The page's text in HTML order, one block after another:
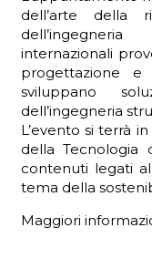
dell’arte della
internazionali
progettazione e
sviluppano
dell’ingegneria
L’evento si terrà
della Tecnologia
contenuti legati
tema della
Maggiori